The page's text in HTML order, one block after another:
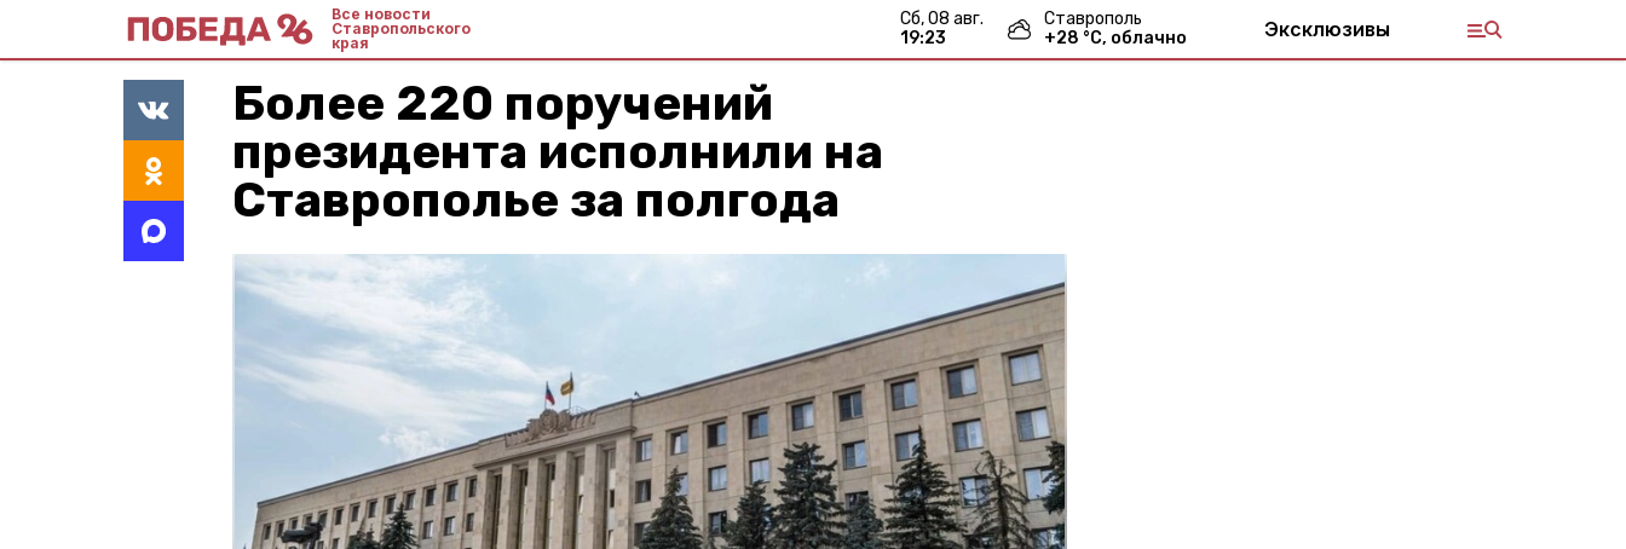
Все новости
Ставропольского
края
сб, 08 авг.
19:23
Ставрополь
+28 °С, облачно Эксклюзивы
Более 220 поручений
президента исполнили на
Ставрополье за полгода